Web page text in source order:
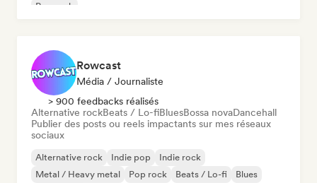
Pop rock
Rowcast
Média / Journaliste
> 900 feedbacks réalisés
Alternative rockBeats / Lo-fiBluesBossa novaDancehall
Publier des posts ou reels impactants sur mes réseaux
sociaux
Alternative rock Indie pop
Indie rock
Metal / Heavy metal
Pop rock Beats / Lo-fi
Blues